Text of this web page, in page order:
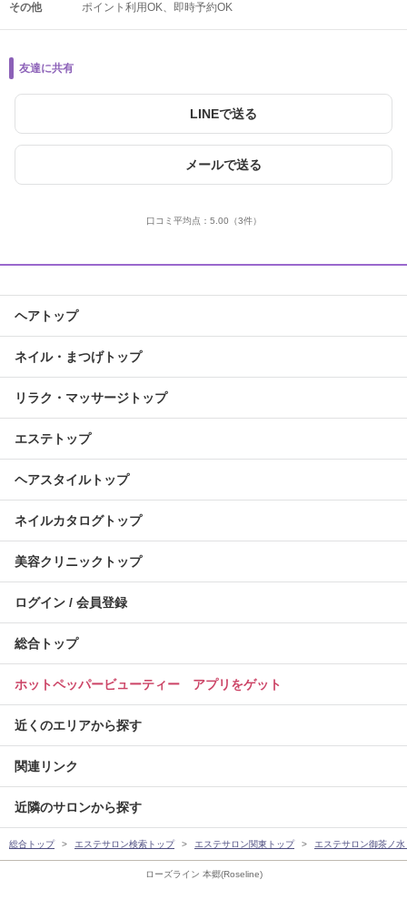
ローズライン 本郷(Roseline)
その他 ポイント利用OK 即時予約OK
友達に共有
LINEで送る
メールで送る
口コミ平均点： 5.00 （3件）
ヘアトップ
ネイル・まつげトップ
リラク・マッサージトップ
エステトップ
ヘアスタイルトップ
ネイルカタログトップ
美容クリニックトップ
ログイン / 会員登録
総合トップ
ホットペッパービューティー アプリをゲット
近くのエリアから探す
関連リンク
近隣のサロンから探す
総合トップ エステサロン検索トップ エステサロン関東トップ エステサロン御茶ノ